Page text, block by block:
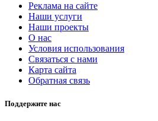
Реклама на сайте
Наши услуги
Наши проекты
О нас
Условия использования
Связаться с нами
Карта сайта
Обратная связь
Поддержите нас